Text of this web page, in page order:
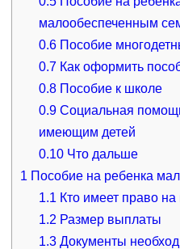
малообеспеченным
0.6 Пособие
0.7 Как оформить
0.8 Пособие к школе
0.9 Социальная
имеющим детей
0.10 Что дальше
1 Пособие на ребенка
1.1 Кто имеет право
1.2 Размер выплаты
1.3 Документы